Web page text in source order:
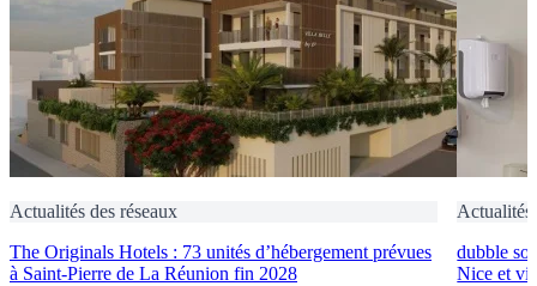
Actualités des réseaux
The Originals Hotels : 73 unités d’hébergement prévues
à Saint-Pierre de La Réunion fin 2028
Actualités
dubble
Nice et